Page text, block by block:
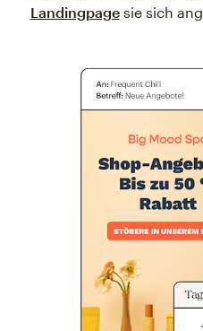
Landingpagesie sich